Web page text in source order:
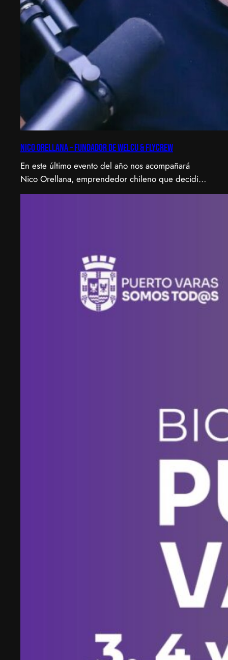
Nico Orellana – Fundador de Welcu & Flycrew
En este último evento del año nos acompañará
Nico Orellana, emprendedor chileno que decidió
no ser gerente, sino constructor de impacto.
acelerada por 500 Startups en Silicon Valley.